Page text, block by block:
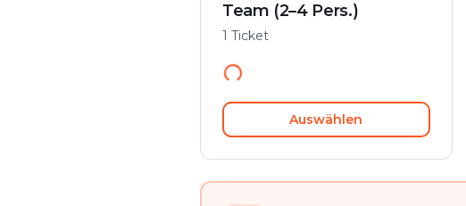
Team (2–4 Pers.)
1 Ticket
Auswählen